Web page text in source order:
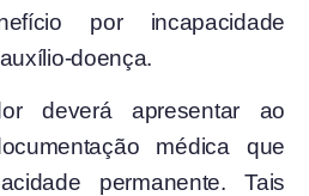
por incapacidade
doença.
deverá apresentar ao
médica que
permanente. Tais